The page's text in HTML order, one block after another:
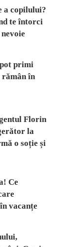
a copilului?
te întorci
primi
rămân în
Florin
la
o soție și
Ce
vacanțe